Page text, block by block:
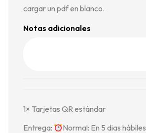
cargar un pdf en blanco.
Notas adicionales
1× Tarjetas QR estándar
Entrega:
Normal: En 5 dias hábiles